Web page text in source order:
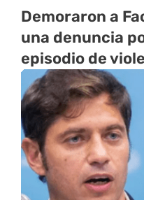
Demoraron a
una denuncia
episodio de